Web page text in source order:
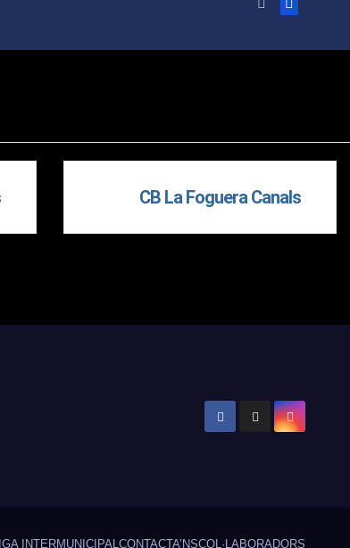
CB La Foguera Canals
INTERMUNICIPALCONTACTA’NSCOL·LABORADORS